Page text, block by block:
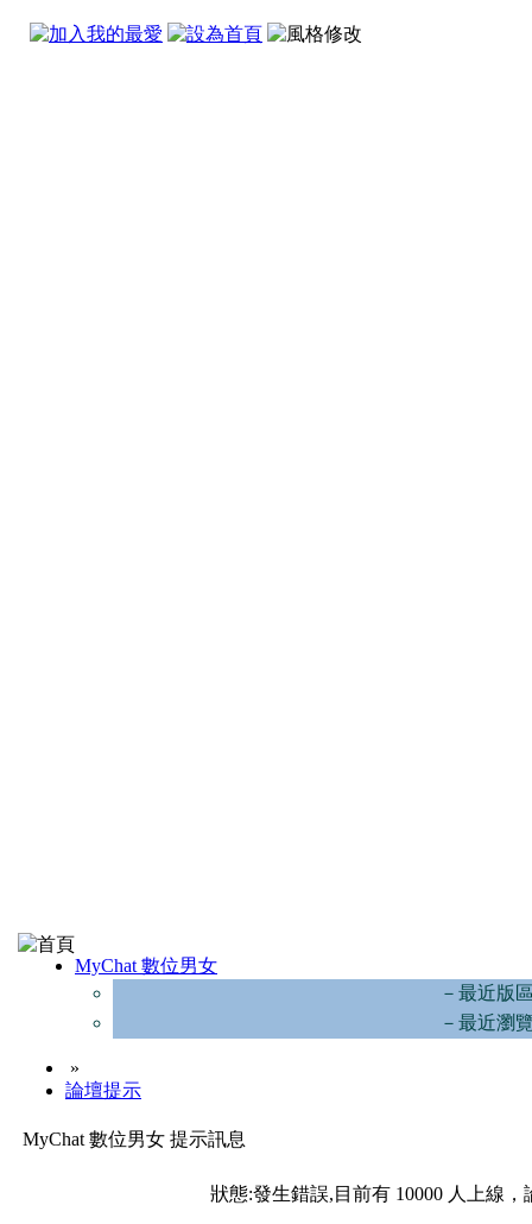
MyChat 數位男女
－最近版
－最近瀏
»
論壇提示
MyChat 數位男女 提示訊息
狀態:發生錯誤,目前有 10000 人上線